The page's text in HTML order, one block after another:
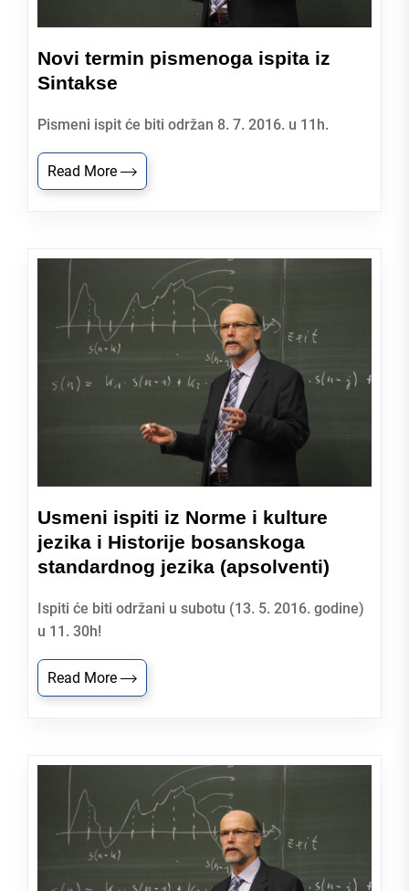
Novi termin pismenoga ispita iz
Sintakse
Pismeni ispit će biti održan 8. 7. 2016. u 11h.
Read More
Usmeni ispiti iz Norme i kulture
jezika i Historije bosanskoga
standardnog jezika (apsolventi)
Ispiti će biti održani u subotu (13. 5. 2016. godine)
u 11. 30h!
Read More